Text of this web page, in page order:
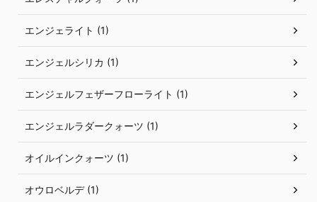
エンジェライト (1)
エンジェルシリカ (1)
エンジェルフェザーフローライト (1)
エンジェルラダークォーツ (1)
オイルインクォーツ (1)
オウロベルデ (1)